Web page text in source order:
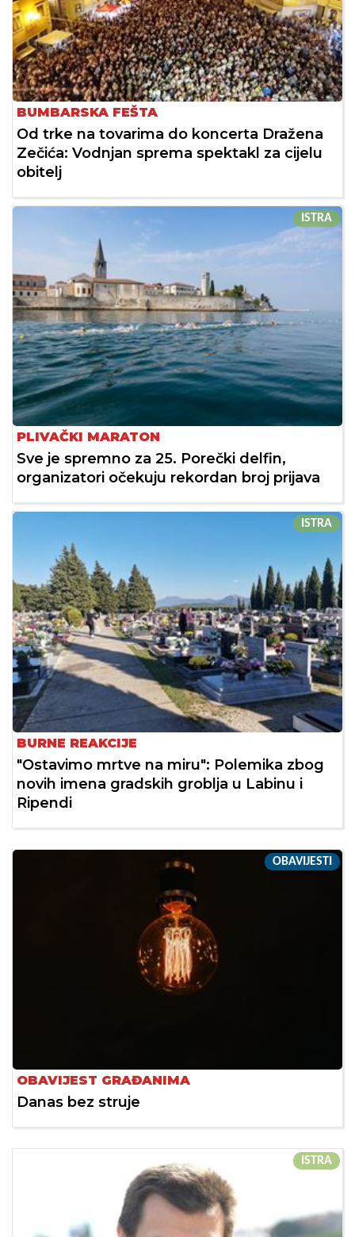
BUMBARSKA FEŠTA
Od trke na tovarima do koncerta Dražena
Zečića: Vodnjan sprema spektakl za cijelu
obitelj
ISTRA
PLIVAČKI MARATON
Sve je spremno za 25. Porečki delfin,
organizatori očekuju rekordan broj prijava
ISTRA
BURNE REAKCIJE
"Ostavimo mrtve na miru": Polemika zbog
novih imena gradskih groblja u Labinu i
Ripendi
OBAVIJESTI
OBAVIJEST GRAĐANIMA
Danas bez struje
ISTRA